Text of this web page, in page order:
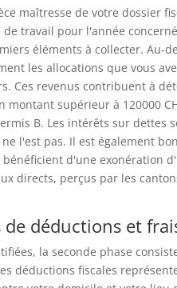
maîtresse de votre dossier
travail pour l'année
éléments à collecter. Au-
les allocations que vous
Ces revenus contribuent à
supérieur à 120000
B. Les intérêts sur dettes
l'est pas. Il est également
d'une exonération
directs, perçus par les
déductions et
la seconde phase
déductions fiscales